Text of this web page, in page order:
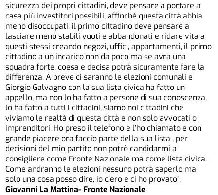
sicurezza dei propri cittadini, deve pensare a portare a
casa più investitori possibili, affinché questa città abbia
meno disoccupati, il primo cittadino deve pensare a
lasciare meno stabili vuoti e abbandonati e ridare vita a
questi stessi creando negozi, uffici, appartamenti, il primo
cittadino a un incarico non da poco ma se avrà una
squadra forte, coesa e decisa potrà sicuramente fare la
differenza. A breve ci saranno le elezioni comunali e
Giorgio Galvagno con la sua lista civica ha fatto un
appello, ma non lo ha fatto a persone di sua conoscenza,
lo ha fatto a tutti i cittadini, siamo noi cittadini che
viviamo le realtà di questa città e non solo avvocati o
imprenditori. Ho preso il telefono e l’ho chiamato e con
grande piacere ora faccio parte della sua lista , per
decisioni del mio partito non potrò candidarmi a
consigliere come Fronte Nazionale ma come lista civica.
Come andranno le elezioni nessuno potrà saperlo ma
solo una cosa posso dire, io c’ero e ci ho provato”.
Giovanni La Mattina- Fronte Nazionale